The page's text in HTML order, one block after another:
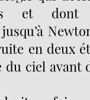
et
en deux
ciel avant